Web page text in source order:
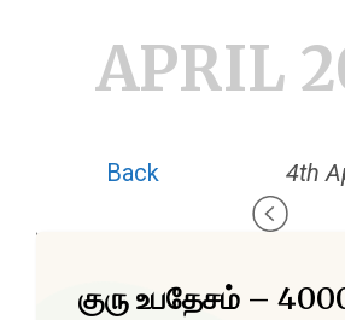
APRIL
Back 4th
குரு உபதேசம் –